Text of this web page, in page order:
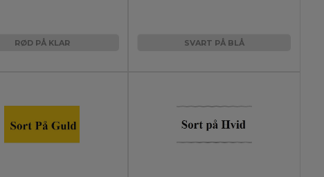
RØD PÅ KLAR SVART PÅ BLÅ